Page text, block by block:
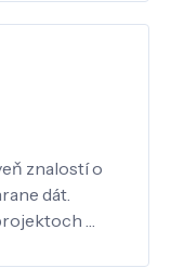
znalostí o
dát.
…